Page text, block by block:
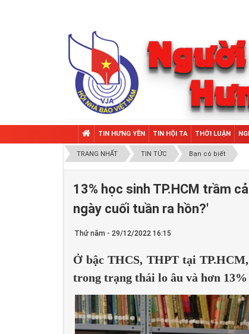
TIN HƯNG YÊN TIN HỘI TA THỜI LUẬN
TRANG NHẤT TIN TỨC Bạn có biết
13% học sinh TP.HCM trầm
ngày cuối tuần ra hồn?'
Thứ năm - 29/12/2022 16:15
Ở bậc THCS, THPT tại
trong trạng thái lo âu và hơn